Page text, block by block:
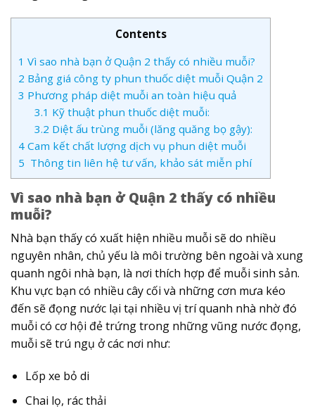
Contents
1 Vì sao nhà bạn ở Quận 2 thấy có nhiều muỗi?
2 Bảng giá công ty phun thuốc diệt muỗi Quận 2
3 Phương pháp diệt muỗi an toàn hiệu quả
3.1 Kỹ thuật phun thuốc diệt muỗi:
3.2 Diệt ấu trùng muỗi (lăng quăng bọ gậy):
4 Cam kết chất lượng dịch vụ phun diệt muỗi
5 Thông tin liên hệ tư vấn, khảo sát miễn phí
Vì sao nhà bạn ở Quận 2 thấy có nhiều
muỗi?
Nhà bạn thấy có xuất hiện nhiều muỗi sẽ do nhiều
nguyên nhân, chủ yếu là môi trường bên ngoài và xung
quanh ngôi nhà bạn, là nơi thích hợp để muỗi sinh sản.
Khu vực bạn có nhiều cây cối và những cơn mưa kéo
đến sẽ đọng nước lại tại nhiều vị trí quanh nhà nhờ đó
muỗi có cơ hội đẻ trứng trong những vũng nước đọng,
muỗi sẽ trú ngụ ở các nơi như:
Lốp xe bỏ di
Chai lọ, rác thải